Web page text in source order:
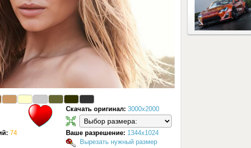
74
Скачать оригинал: 3000x2000
Ваше разрешение: 1344x1024
Вырезать нужный размер